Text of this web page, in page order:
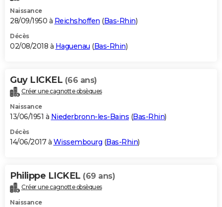
Naissance
28/09/1950 à Reichshoffen (Bas-Rhin)
Décès
02/08/2018 à Haguenau (Bas-Rhin)
Guy LICKEL (66 ans)
Créer une cagnotte obsèques
Naissance
13/06/1951 à Niederbronn-les-Bains (Bas-Rhin)
Décès
14/06/2017 à Wissembourg (Bas-Rhin)
Philippe LICKEL (69 ans)
Créer une cagnotte obsèques
Naissance